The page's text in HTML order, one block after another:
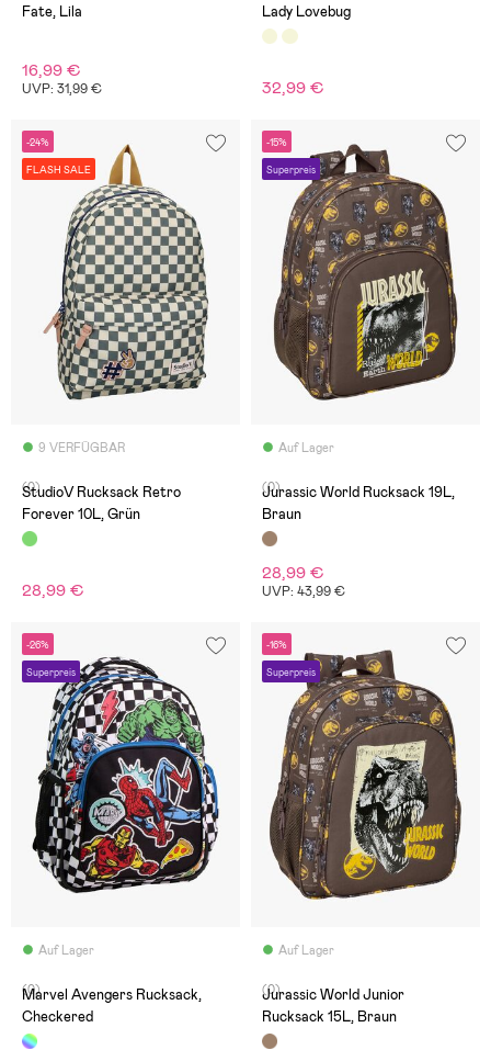
Fate, Lila
16,99 €
UVP: 31,99 €
Lady Lovebug
32,99 €
-24%
FLASH SALE
9 VERFÜGBAR
(0)
StudioV Rucksack Retro
Forever 10L, Grün
28,99 €
-15%
Superpreis
Auf Lager
(0)
Jurassic World Rucksack 19L,
Braun
28,99 €
UVP: 43,99 €
-26%
Superpreis
Auf Lager
(0)
Marvel Avengers Rucksack,
Checkered
-16%
Superpreis
Auf Lager
(0)
Jurassic World Junior
Rucksack 15L, Braun